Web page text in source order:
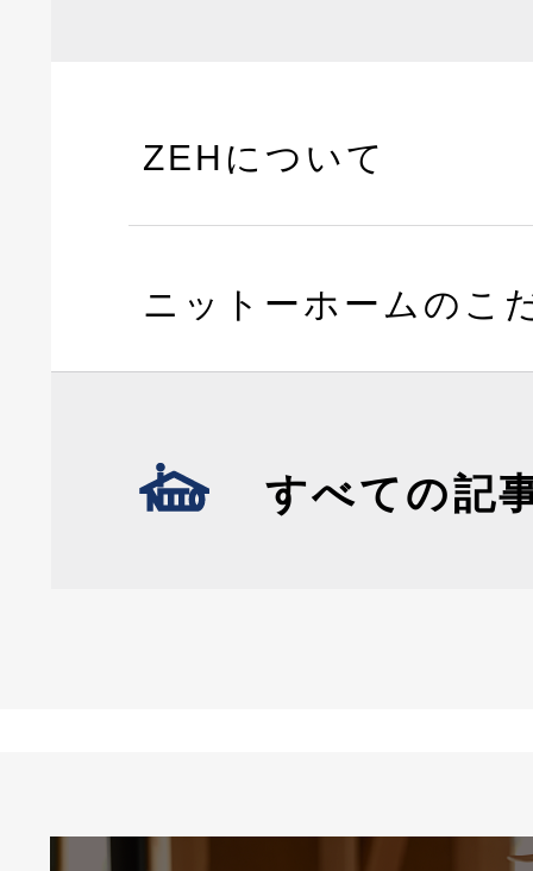
ZEHについて
ニットーホームのこ
すべての記